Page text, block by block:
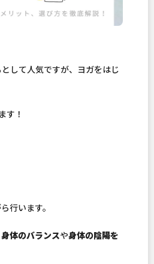
して人気ですが、ヨガをはじ
す！
行います。
身体のバランスや身体の陰陽を